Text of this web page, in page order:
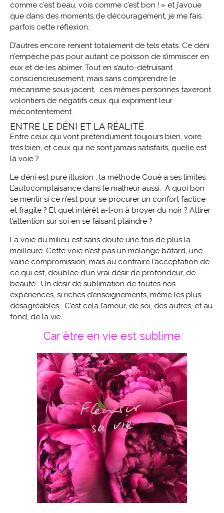
comme c’est beau, vois comme c’est bon ! » et j’avoue
que dans des moments de découragement, je me fais
parfois cette réflexion.
D’autres encore renient totalement de tels états. Ce déni
n’empêche pas pour autant ce poisson de s’immiscer en
eux et de les abîmer. Tout en s’auto-détruisant
consciencieusement, mais sans comprendre le
mécanisme sous-jacent, ces mêmes personnes taxeront
volontiers de négatifs ceux qui expriment leur
mécontentement.
ENTRE LE DÉNI ET LA RÉALITÉ
Entre ceux qui vont prétendument toujours bien, voire
très bien, et ceux qui ne sont jamais satisfaits, quelle est
la voie ?
Le déni est pure illusion ; la méthode Coué a ses limites.
L’autocomplaisance dans le malheur aussi. A quoi bon
se mentir si ce n’est pour se procurer un confort factice
et fragile ? Et quel intérêt a-t-on à broyer du noir ? Attirer
l’attention sur soi en se faisant plaindre ?
La voie du milieu est sans doute une fois de plus la
meilleure. Cette voie n’est pas un mélange bâtard, une
vaine compromission, mais au contraire l’acceptation de
ce qui est, doublée d’un vrai désir de profondeur, de
beauté… Un désir de sublimation de toutes nos
expériences, si riches d’enseignements, même les plus
désagréables… C’est cela l’amour, de soi, des autres, et au
fond, de la vie…
Car être en vie est sublime